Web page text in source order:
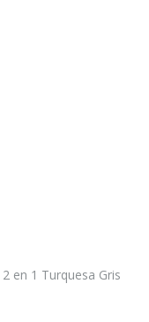
en 1 Turquesa Gris